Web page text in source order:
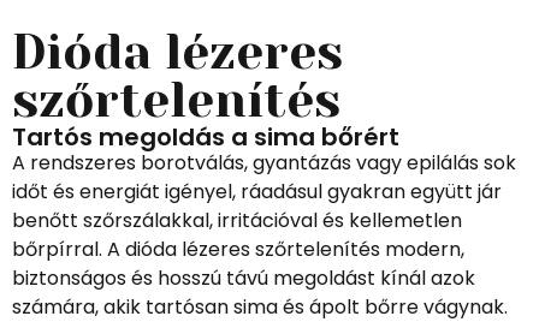
Dióda lézeres
szőrtelenítés
Tartós megoldás a sima bőrért
A rendszeres borotválás, gyantázás vagy epilálás sok
időt és energiát igényel, ráadásul gyakran együtt jár
benőtt szőrszálakkal, irritációval és kellemetlen
bőrpírral. A dióda lézeres szőrtelenítés modern,
biztonságos és hosszú távú megoldást kínál azok
számára, akik tartósan sima és ápolt bőrre vágynak.